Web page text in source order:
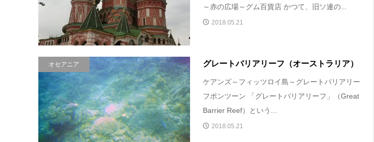
～赤の広場～グム百貨店 かつて、旧ソ連の...
2018.05.21
オセアニア グレートバリアリーフ（オーストラリア）
ケアンズ～フィッツロイ島～グレートバリアリー
フポンツーン 「グレートバリアリーフ」（Great
Barrier Reef）という...
2018.05.21